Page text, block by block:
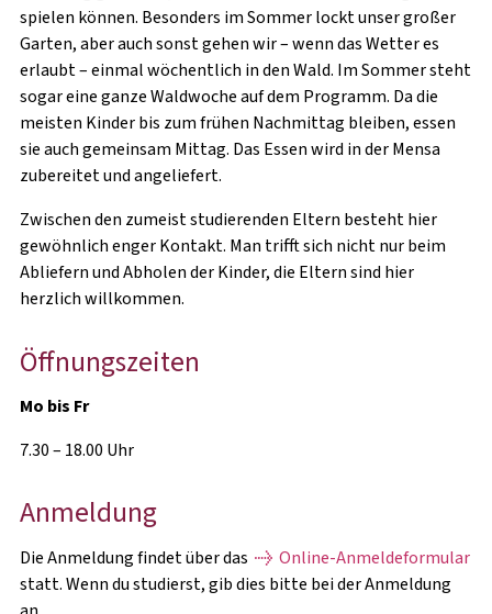
VOR DEM STUDIUM
ANKUNFT & ERSTE SCHRITTE
IM STUDIUM
spielen können. Besonders im Sommer lockt unser großer
Garten, aber auch sonst gehen wir – wenn das Wetter es
erlaubt – einmal wöchentlich in den Wald. Im Sommer steht
sogar eine ganze Waldwoche auf dem Programm. Da die
meisten Kinder bis zum frühen Nachmittag bleiben, essen
sie auch gemeinsam Mittag. Das Essen wird in der Mensa
zubereitet und angeliefert.
Zwischen den zumeist studierenden Eltern besteht hier
gewöhnlich enger Kontakt. Man trifft sich nicht nur beim
Abliefern und Abholen der Kinder, die Eltern sind hier
herzlich willkommen.
Öffnungszeiten
Mo bis Fr
7.30 – 18.00 Uhr
Anmeldung
Die Anmeldung findet über das
Online-Anmeldeformular
statt. Wenn du studierst, gib dies bitte bei der Anmeldung